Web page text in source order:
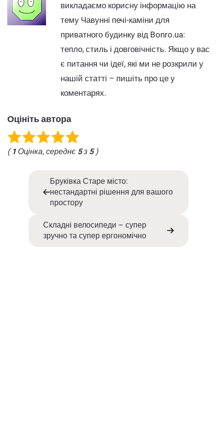
викладаємо корисну інформацію на
тему Чавунні печі-каміни для
приватного будинку від Bonro.ua:
тепло, стиль і довговічність. Якщо у вас
є питання чи ідеї, які ми не розкрили у
нашій статті – пишіть про це у
коментарях.
Оцініть автора
( 1 Оцінка, середнє 5з 5)
Бруківка Старе місто:
нестандартні рішення для вашого
простору
Складні велосипеди – супер
зручно та супер ергономічно